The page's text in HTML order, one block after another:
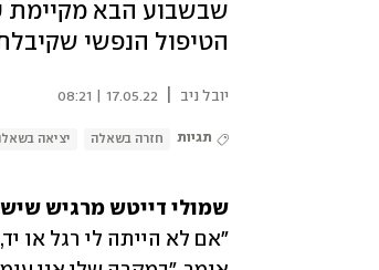
שבשבוע הבא מקיימת
הטיפול הנפשי
יובל ניב 17.05.22 | 08:21
תגיות חזרה בשאלה יציאה
שמולי דייטש מרגיש